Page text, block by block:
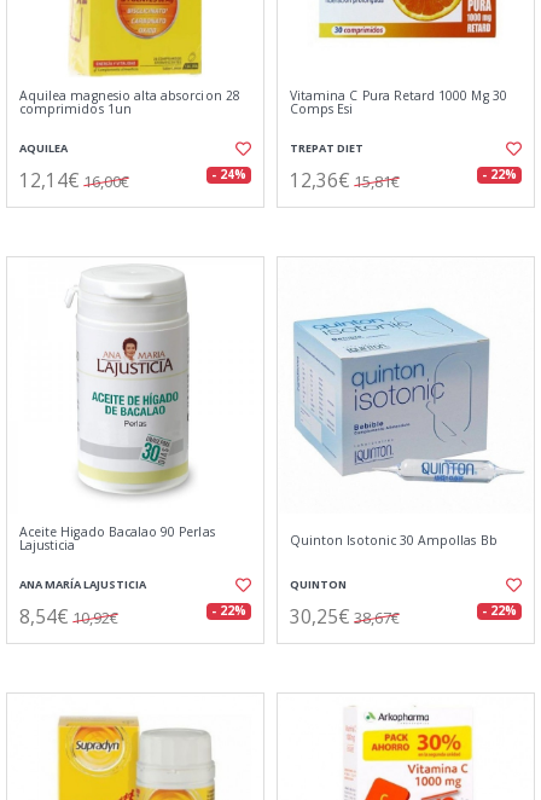
Aquilea magnesio alta absorcion 28
comprimidos 1un
AQUILEA
12,14€ 16,00€ - 24%
Vitamina C Pura Retard 1000 Mg 30
Comps Esi
TREPAT DIET
12,36€ 15,81€ - 22%
Aceite Higado Bacalao 90 Perlas
Lajusticia
ANA MARÍA LAJUSTICIA
8,54€ 10,92€ - 22%
Quinton Isotonic 30 Ampollas Bb
QUINTON
30,25€ 38,67€ - 22%